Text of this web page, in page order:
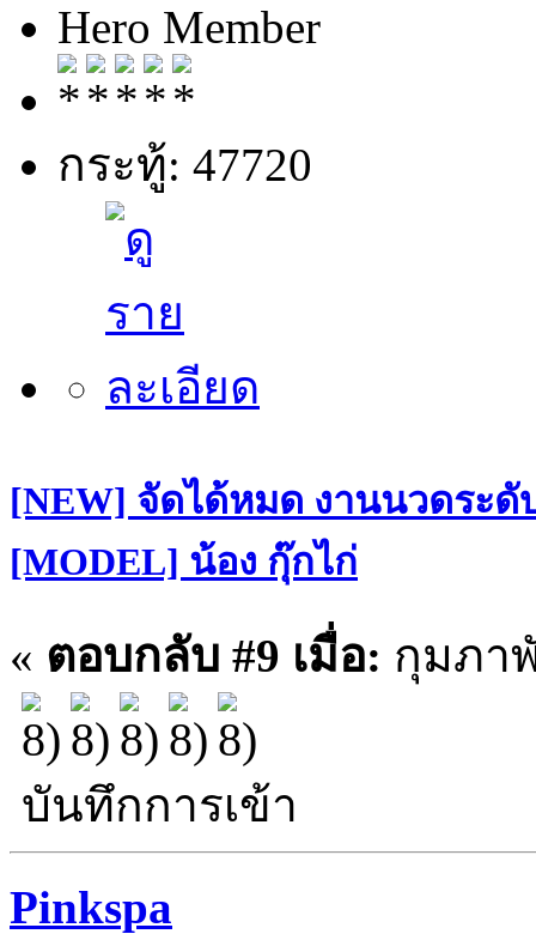
Hero Member
กระทู้: 47720
[NEW] จัดได้หมด งานนวดระดั
[MODEL] น้อง กุ๊กไก่
« ตอบกลับ #9 เมื่อ: กุมภา
บันทึกการเข้า
Pinkspa